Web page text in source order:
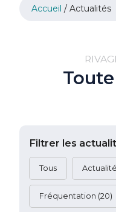
Accueil / Actualités
Filtrer les
filtre actus
Tous Actualité
Fréquentation (20)